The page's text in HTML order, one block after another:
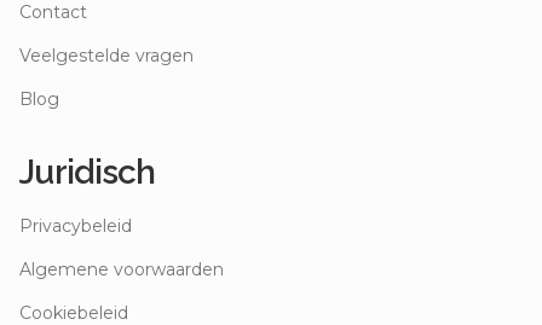
Contact
Veelgestelde vragen
Blog
Juridisch
Privacybeleid
Algemene voorwaarden
Cookiebeleid